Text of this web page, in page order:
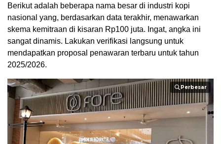
Berikut adalah beberapa nama besar di industri kopi
nasional yang, berdasarkan data terakhir, menawarkan
skema kemitraan di kisaran Rp100 juta. Ingat, angka ini
sangat dinamis. Lakukan verifikasi langsung untuk
mendapatkan proposal penawaran terbaru untuk tahun
2025/2026.
Perbesar